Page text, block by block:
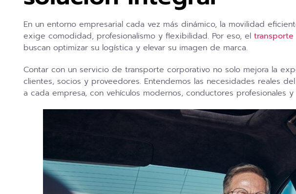
En un entorno empresarial cada vez más dinámico, la movilidad
exige comodidad, profesionalismo y flexibilidad. Por eso, el
buscan optimizar su logística y elevar su imagen de marca.
Contar con un servicio de transporte corporativo no solo mejora la
clientes, socios y proveedores. Entendemos las necesidades reales
a cada empresa, con vehículos modernos, conductores profesionales